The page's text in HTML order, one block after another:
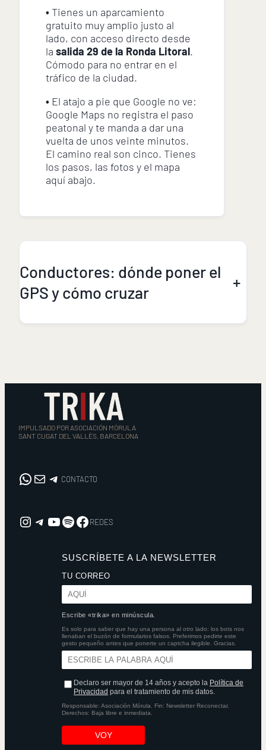
• Tienes un aparcamiento
gratuito muy amplio justo al
lado, con acceso directo desde
la salida 29 de la Ronda Litoral.
Cómodo para no entrar en el
tráfico de la ciudad.
• El atajo a pie que Google no ve:
Google Maps no registra el paso
peatonal y te manda a dar una
vuelta de unos veinte minutos.
El camino real son cinco. Tienes
los pasos, las fotos y el mapa
aquí abajo.
Conductores: dónde poner el
GPS y cómo cruzar
+
IMPULSADO POR ASOCIACIÓN MÓRULA
SANT CUGAT DEL VALLÈS, BARCELONA
WhatsApp Correo electrónico CONTACTO CONTACTO
Instagram REDES YouTube Spotify Facebook REDES
SUSCRÍBETE A LA NEWSLETTER
TU CORREO
Escribe «trika» en minúscula.
Es solo para saber que hay una persona al otro lado: los bots nos
llenaban el buzón de formularios falsos. Preferimos pedirte este
gesto pequeño antes que ponerte un captcha ilegible. Gracias.
Declaro ser mayor de 14 años y acepto la Política de
Privacidad para el tratamiento de mis datos.
Responsable: Asociación Mórula. Fin: Newsletter Reconectar.
Derechos: Baja libre e inmediata.
VOY